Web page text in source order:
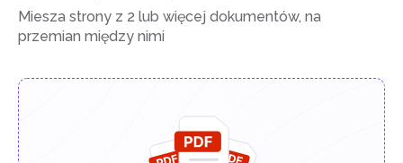
Miesza strony z 2 lub więcej dokumentów, na
przemian między nimi